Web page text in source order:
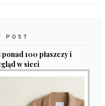
POST
100 płaszczy i
w sieci